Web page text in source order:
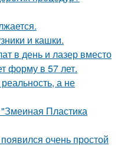
и кашки.
в день и лазер вместо
форму в 57 лет.
а не
Пластика
очень простой